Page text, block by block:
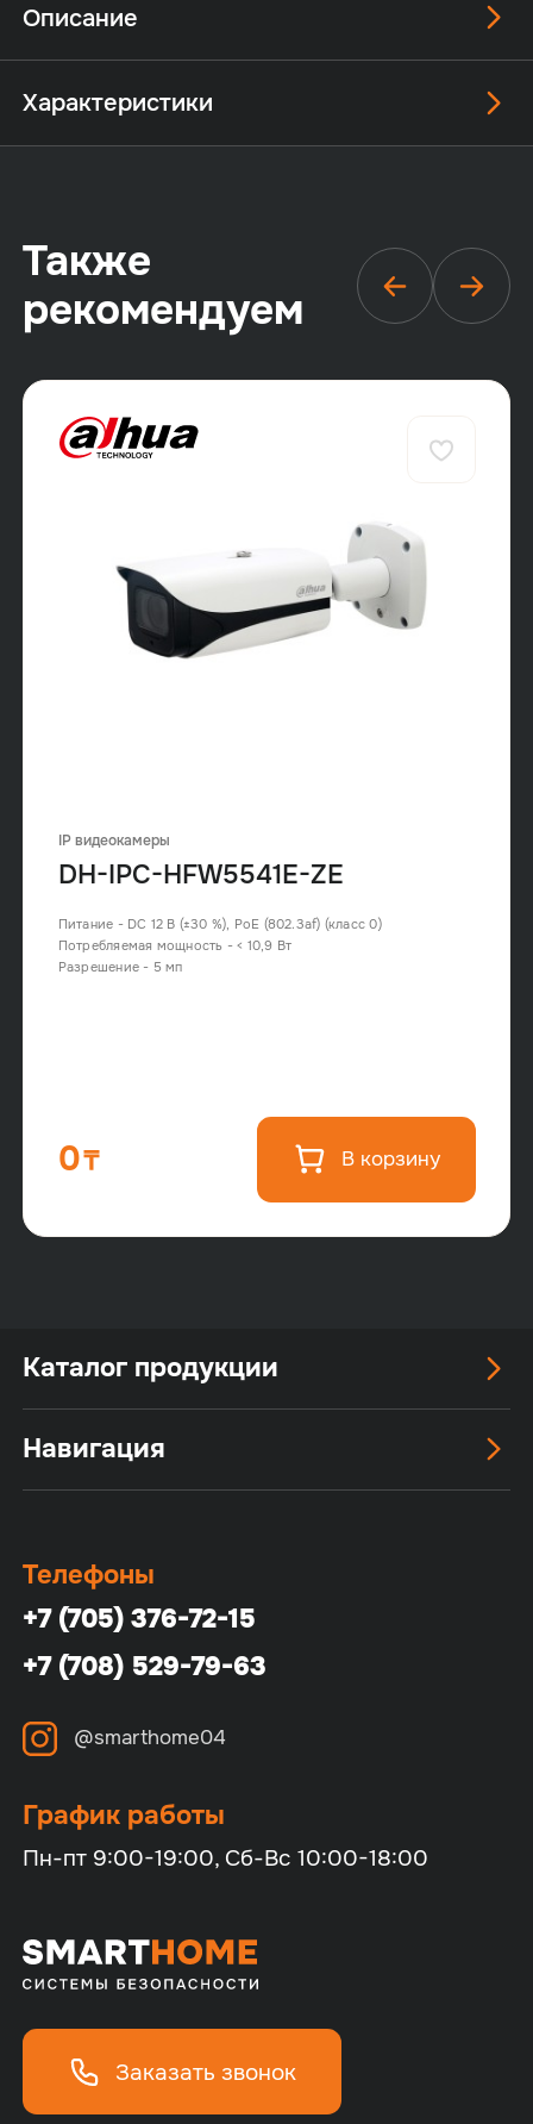
Описание
Характеристики
Также
рекомендуем
IP видеокамеры
DH-IPC-HFW5541E-ZE
Питание - DC 12 В (±30 %), PoE (802.3af) (класс 0)
Потребляемая мощность - < 10,9 Вт
Разрешение - 5 мп
0 В корзину
Заказать звонок
Каталог продукции
Навигация
Телефоны
+7 (705) 376-72-15
+7 (708) 529-79-63
@smarthome04
График работы
Пн-пт 9:00-19:00, Сб-Вс 10:00-18:00